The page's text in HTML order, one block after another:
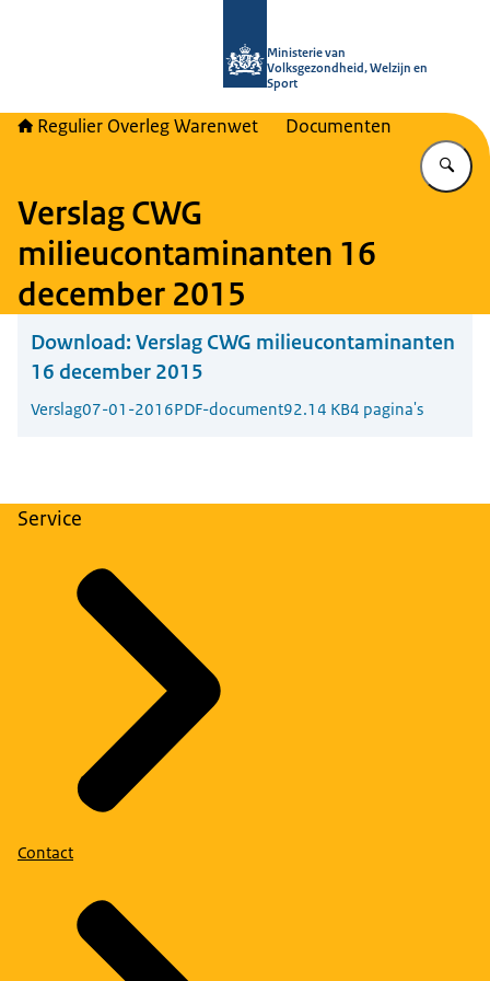
Ministerie van
Volksgezondheid, Welzijn en
Sport
Regulier Overleg Warenwet Documenten
Verslag CWG
milieucontaminanten 16
december 2015
Download: Verslag CWG milieucontaminanten
16 december 2015
Verslag07-01-2016PDF-document92.14 KB4 pagina's
Service
Contact